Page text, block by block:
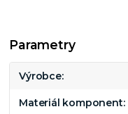
Parametry
Výrobce
Materiál komponent